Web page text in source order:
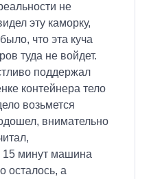
не
эту каморку,
что эта куча
туда не войдет.
поддержал
контейнера тело
возьмется
внимательно
15 минут машина
осталось, а